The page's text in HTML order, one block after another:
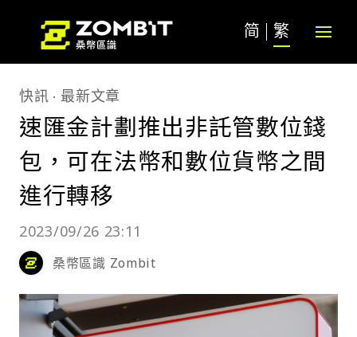
简 繁
快訊 最新文章
速匯金計劃推出非託管數位錢
包，可在法幣和數位貨幣之間
進行轉移
2023/09/26 23:11
桑幣區識 Zombit